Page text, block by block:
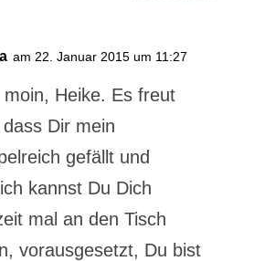
am 22. Januar 2015 um 11:27
moin, Heike. Es freut
Dir mein
gefällt und
kannst Du Dich
mal an den Tisch
vorausgesetzt, Du bist